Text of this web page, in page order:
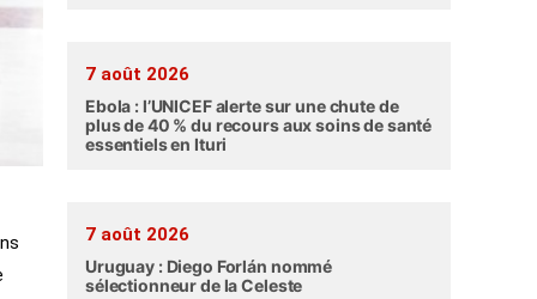
7 août 2026
Ebola : l’UNICEF alerte sur une chute de
plus de 40 % du recours aux soins de santé
essentiels en Ituri
7 août 2026
Uruguay : Diego Forlán nommé
sélectionneur de la Celeste